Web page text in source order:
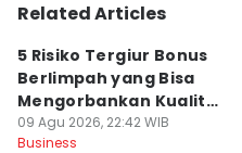
Related Articles
5 Risiko Tergiur Bonus
Berlimpah yang Bisa
Mengorbankan Kualitas
Produk
09 Agu 2026, 22:42 WIB
Business